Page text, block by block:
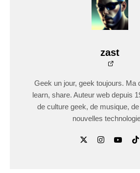
zast
Geek un jour, geek toujours. Ma
learn, share. Auteur web depuis
de culture geek, de musique,
nouvelles